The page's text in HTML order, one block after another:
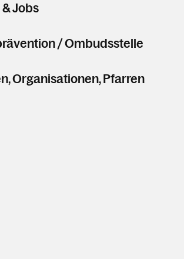
Jobs
/ Ombudsstelle
Organisationen, Pfarren